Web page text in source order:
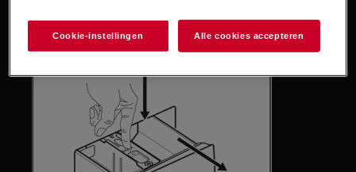
Druk de hendel naar beneden om de lade
te verwijderen.
Cookie-instellingen Alle cookies accepteren